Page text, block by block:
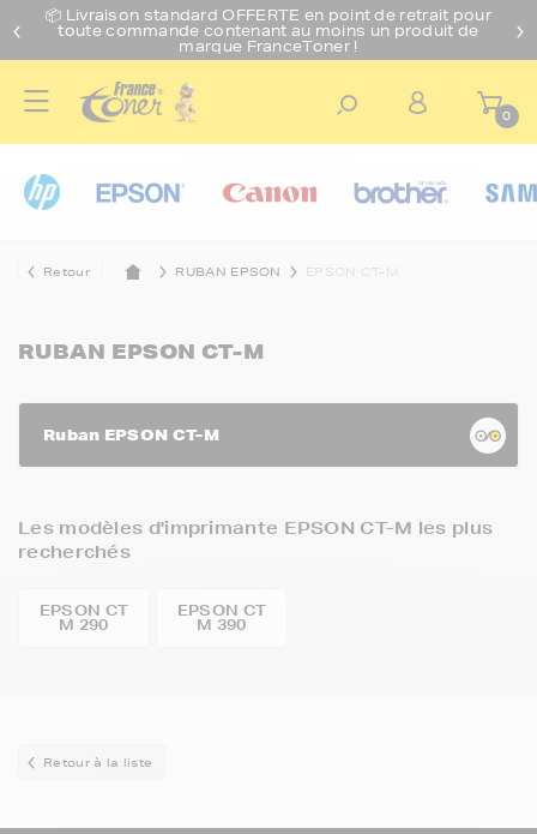
📦 Livraison standard OFFERTE en point de retrait pour
toute commande contenant au moins un produit de
marque FranceToner !
0
Retour RUBAN EPSON EPSON CT-M
RUBAN EPSON CT-M
Ruban EPSON CT-M
Les modèles d'imprimante EPSON CT-M les plus
recherchés
EPSON CT
M 290
EPSON CT
M 390
Retour à la liste